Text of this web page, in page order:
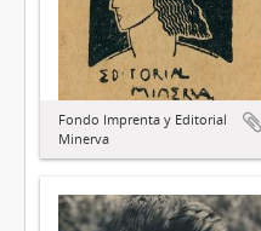
Fondo Imprenta y Editorial
Minerva